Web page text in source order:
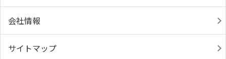
会社情報
サイトマップ